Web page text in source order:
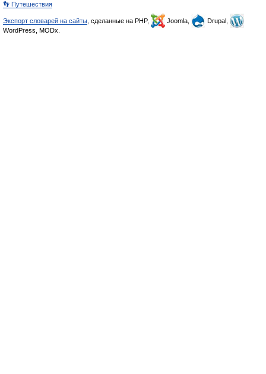
👣 Путешествия
Экспорт словарей на сайты , сделанные на PHP, Joomla,
Drupal,
WordPress, MODx.